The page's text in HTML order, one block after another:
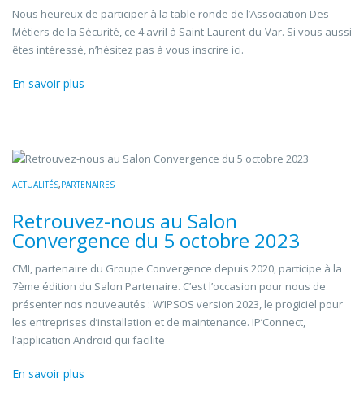
Nous heureux de participer à la table ronde de l’Association Des
Métiers de la Sécurité, ce 4 avril à Saint-Laurent-du-Var. Si vous aussi
êtes intéressé, n’hésitez pas à vous inscrire ici.
En savoir plus
ACTUALITÉS,PARTENAIRES
Retrouvez-nous au Salon
Convergence du 5 octobre 2023
CMI, partenaire du Groupe Convergence depuis 2020, participe à la
7ème édition du Salon Partenaire. C’est l’occasion pour nous de
présenter nos nouveautés : W’IPSOS version 2023, le progiciel pour
les entreprises d’installation et de maintenance. IP’Connect,
l’application Androïd qui facilite
En savoir plus